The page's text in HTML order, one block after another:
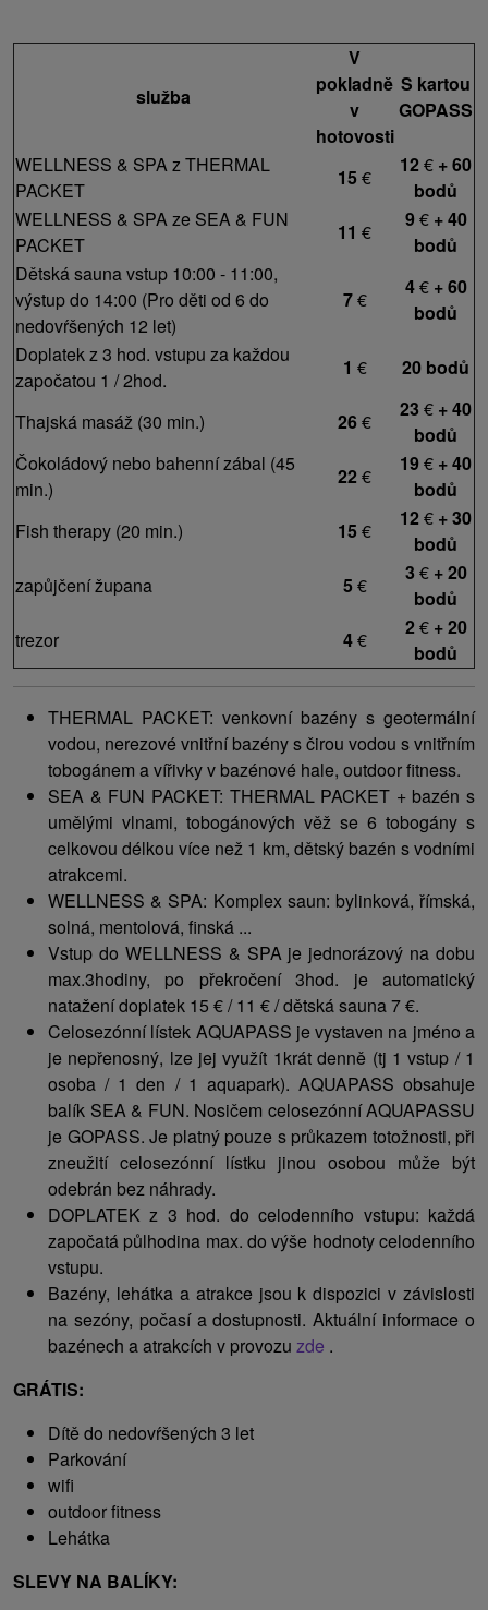
služba
V
pokladně
v
hotovosti
S kartou
GOPASS
WELLNESS & SPA z THERMAL
PACKET
15€
12 € + 60
bodů
WELLNESS & SPA ze SEA & FUN
PACKET
11 €
9€ + 40
bodů
Dětská sauna vstup 10:00 - 11:00,
výstup do 14:00 (Pro děti od 6 do
nedovŕšených 12 let)
7€
4€ + 60
bodů
Doplatek z 3 hod. vstupu za každou
započatou 1 / 2hod.
1 € 20 bodů
Thajská masáž (30 min.) 26€
23€ + 40
bodů
Čokoládový nebo bahenní zábal (45
min.)
22 €
19€ + 40
bodů
Fish therapy (20 min.)
15€
12 € + 30
bodů
zapůjčení župana
5€
3€ + 20
bodů
trezor
4€
2 € + 20
bodů
THERMAL PACKET: venkovní bazény s geotermální
vodou, nerezové vnitřní bazény s čirou vodou s vnitřním
tobogánem a vířivky v bazénové hale, outdoor fitness.
SEA & FUN PACKET: THERMAL PACKET + bazén s
umělými vlnami, tobogánových věž se 6 tobogány s
celkovou délkou více než 1 km, dětský bazén s vodními
atrakcemi.
WELLNESS & SPA: Komplex saun: bylinková, římská,
solná, mentolová, finská ...
Vstup do WELLNESS & SPA je jednorázový na dobu
max.3hodiny, po překročení 3hod. je automatický
natažení doplatek 15 € / 11 € / dětská sauna 7 €.
Celosezónní lístek AQUAPASS je vystaven na jméno a
je nepřenosný, lze jej využít 1krát denně (tj 1 vstup / 1
osoba / 1 den / 1 aquapark). AQUAPASS obsahuje
balík SEA & FUN. Nosičem celosezónní AQUAPASSU
je GOPASS. Je platný pouze s průkazem totožnosti, při
zneužití celosezónní lístku jinou osobou může být
odebrán bez náhrady.
DOPLATEK z 3 hod. do celodenního vstupu: každá
započatá půlhodina max. do výše hodnoty celodenního
vstupu.
Bazény, lehátka a atrakce jsou k dispozici v závislosti
na sezóny, počasí a dostupnosti. Aktuální informace o
bazénech a atrakcích v provozu zde .
GRÁTIS:
Dítě do nedovŕšených 3 let
Parkování
wifi
outdoor fitness
Lehátka
SLEVY NA BALÍKY: